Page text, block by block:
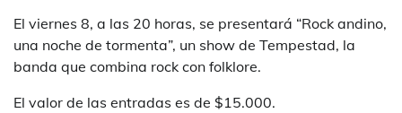
El viernes 8, a las 20 horas, se presentará “Rock andino,
una noche de tormenta”, un show de Tempestad, la
banda que combina rock con folklore.
El valor de las entradas es de $15.000.